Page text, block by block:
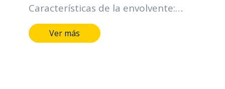
Características de la envolvente:
Grado de protección IP: Hasta IP66
Grado de resistencia al impacto IK:
Ver más